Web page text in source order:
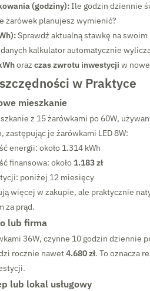
(godziny):Ile godzin dziennie
żarówek planujesz wymienić?
Sprawdź aktualną stawkę na swoim
kalkulator automatycznie
oraz czas zwrotu inwestycji w
w Praktyce
mieszkanie
z 15 żarówkami po 60W,
zastępując je żarówkami LED 8W:
energii: około 1.314 kWh
finansowa: około 1.183 zł
poniżej 12 miesięcy
więcej w zakupie, ale praktycznie
za prąd.
lub firma
36W, czynne 10 godzin dziennie
rocznie nawet4.680 zł. To oznacza
lub lokal usługowy